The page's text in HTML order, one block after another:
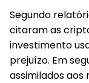
Segundo
citaram as
investimento
prejuízo. Em
assimilados aos